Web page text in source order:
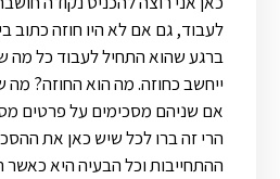
לעבוד, גם אם לא היו חוזה כתוב
ברגע שהוא התחיל לעבוד כל מה
ייחשב כחוזה. מה הוא החוזה? מה
אם שניהם מסכימים על פרטים
הרי זה ברו לכל שיש כאן את
ההתחייבות וכל הבעיה היא כאשר